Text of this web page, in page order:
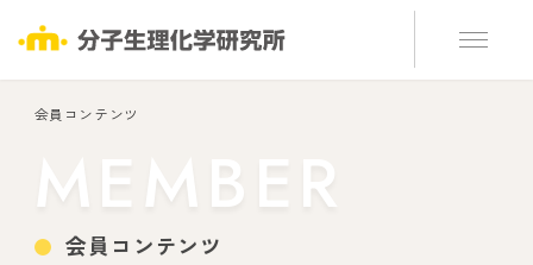
会員コンテンツ
MEMBER
会員コンテンツ